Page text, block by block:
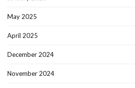
May 2025
April 2025
December 2024
November 2024